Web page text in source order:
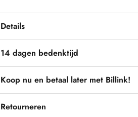
Details
14 dagen bedenktijd
Koop nu en betaal later met Billink!
Retourneren